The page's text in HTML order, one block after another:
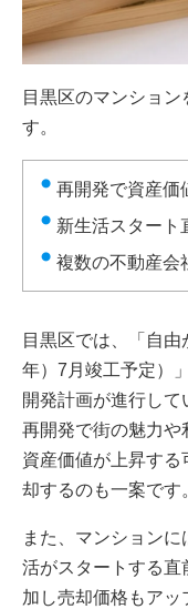
目黒区のマンショ
す。
再開発で資産価
新生活スタート
複数の不動産会
目黒区では、「自
年）7月竣工予定）
開発計画が進行して
再開発で街の魅力や
資産価値が上昇す
却するのも一案です
また、マンション
活がスタートする直
加し売却価格もアッ